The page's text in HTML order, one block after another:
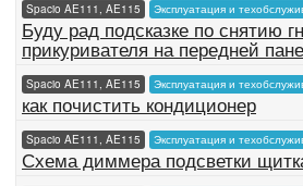
Spacio AE111, AE115 Эксплуатация и
Буду рад подсказке по снятию
прикуривателя на передней
Spacio AE111, AE115 Эксплуатация и
как почистить кондиционер
Spacio AE111, AE115 Эксплуатация и
Схема диммера подсветки